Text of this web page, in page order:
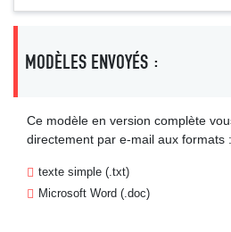
MODÈLES ENVOYÉS :
Ce modèle en version complète
directement par e-mail aux formats :
texte simple (.txt)
Microsoft Word (.doc)